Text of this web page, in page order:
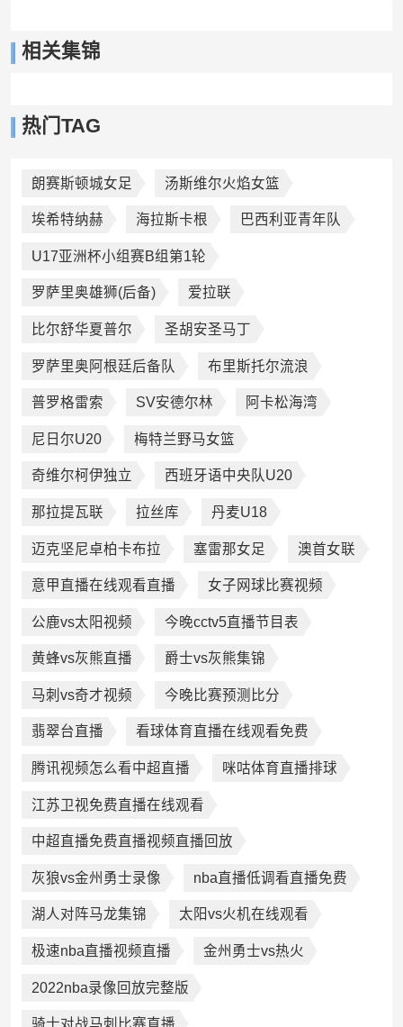
相关集锦
热门TAG
朗赛斯顿城女足 汤斯维尔火焰女篮
埃希特纳赫 海拉斯卡根 巴西利亚青年队
U17亚洲杯小组赛B组第1轮
罗萨里奥雄狮(后备) 爱拉联
比尔舒华夏普尔 圣胡安圣马丁
罗萨里奥阿根廷后备队 布里斯托尔流浪
普罗格雷索 SV安德尔林 阿卡松海湾
尼日尔U20 梅特兰野马女篮
奇维尔柯伊独立 西班牙语中央队U20
那拉提瓦联 拉丝库 丹麦U18
迈克坚尼卓柏卡布拉 塞雷那女足 澳首女联
意甲直播在线观看直播 女子网球比赛视频
公鹿vs太阳视频 今晚cctv5直播节目表
黄蜂vs灰熊直播 爵士vs灰熊集锦
马刺vs奇才视频 今晚比赛预测比分
翡翠台直播 看球体育直播在线观看免费
腾讯视频怎么看中超直播 咪咕体育直播排球
江苏卫视免费直播在线观看
中超直播免费直播视频直播回放
灰狼vs金州勇士录像 nba直播低调看直播免费
湖人对阵马龙集锦 太阳vs火机在线观看
极速nba直播视频直播 金州勇士vs热火
2022nba录像回放完整版